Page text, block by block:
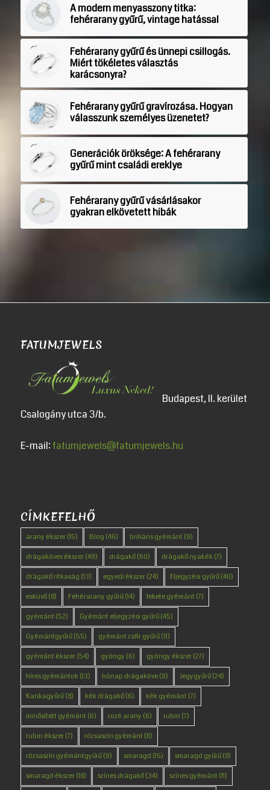
A modern menyasszony titka:
fehérarany gyűrű, vintage hatással
Fehérarany gyűrű és ünnepi csillogás.
Miért tökéletes választás
karácsonyra?
Fehérarany gyűrű gravírozása. Hogyan
válasszunk személyes üzenetet?
Generációk öröksége: A fehérarany
gyűrű mint családi ereklye
Fehérarany gyűrű vásárlásakor
gyakran elkövetett hibák
FATUMJEWELS
Budapest, II. kerület
Csalogány utca 3/b.
E-mail: fatumjewels@fatumjewels.hu
CÍMKEFELHŐ
arany ékszer(15) Blog (46) briliáns gyémánt (9)
drágaköves ékszer(49) drágakő(60) drágakő nyakék(7)
drágakő ritkaság (13) egyedi ékszer(24) Eljegyzési gyűrű(40)
esküvő(8) Fehérarany gyűrű(14) fekete gyémánt (7)
gyémánt (52) Gyémánt eljegyzési gyűrű(45)
Gyémántgyűrű(55) gyémánt zafír gyűrű(9)
gyémánt ékszer(54) gyöngy (6) gyöngy ékszer(27)
híres gyémántok(13) hónap drágaköve(9) Jegygyűrű(24)
Karikagyűrű(8) kék drágakő(6) kék gyémánt (7)
minősített gyémánt (6) rozé arany (6) rubin (7)
rubin ékszer(7) rózsaszín gyémánt (11)
rózsaszín gyémántgyűrű(9) smaragd (15) smaragd gyűrű(8)
smaragd ékszer(18) színes drágakő(34) színes gyémánt (11)